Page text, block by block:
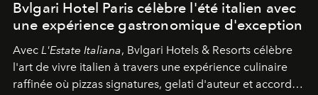
Bvlgari Hotel Paris célèbre l'été italien avec
une expérience gastronomique d'exception
Avec L'Estate Italiana, Bvlgari Hotels & Resorts célèbre
l'art de vivre italien à travers une expérience culinaire
raffinée où pizzas signatures, gelati d'auteur et accords